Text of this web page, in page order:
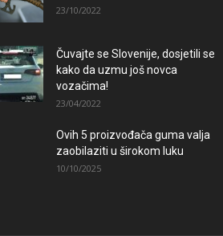
23/10/2022
Čuvajte se Slovenije, dosjetili se
kako da uzmu još novca
vozačima!
23/04/2022
Ovih 5 proizvođača guma valja
zaobilaziti u širokom luku
10/10/2025